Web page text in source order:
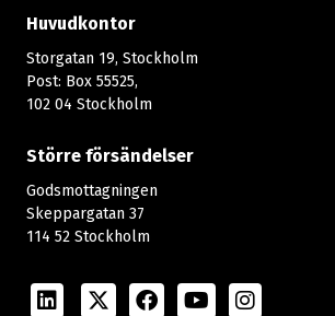
Huvudkontor
Storgatan 19, Stockholm
Post: Box 55525,
102 04 Stockholm
Större försändelser
Godsmottagningen
Skeppargatan 37
114 52 Stockholm